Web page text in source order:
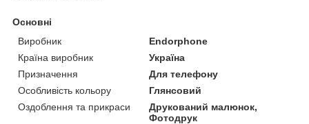
Основні
Виробник
Endorphone
Країна виробник
Україна
Призначення
Для телефону
Особливість кольору
Глянсовий
Оздоблення та прикраси
Друкований малюнок,
Фотодрук